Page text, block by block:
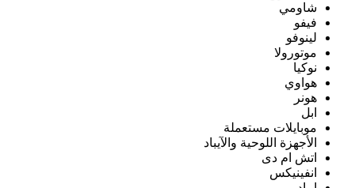
شاومي
فيفو
لينوفو
موتورولا
نوكيا
هواوي
هونر
ابل
موبايلات مستعملة
الأجهزة اللوحية والآيباد
اتش ام دى
انفينيكس